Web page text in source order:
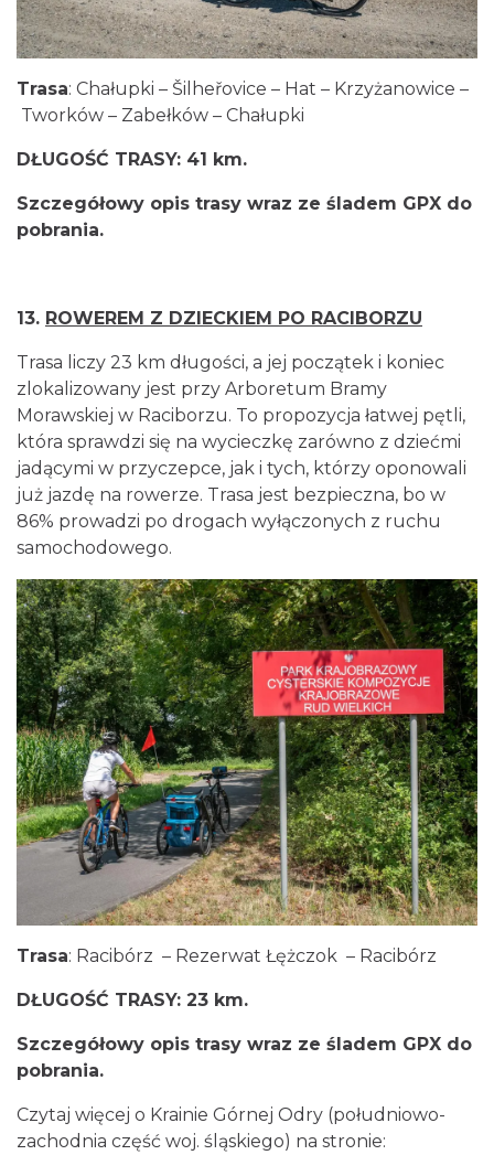
Trasa: Chałupki – Šilheřovice – Hat – Krzyżanowice –
Tworków – Zabełków – Chałupki
DŁUGOŚĆ TRASY: 41 km.
Szczegółowy opis trasy wraz ze śladem GPX do
pobrania.
13. ROWEREM Z DZIECKIEM PO RACIBORZU
Trasa liczy 23 km długości, a jej początek i koniec
zlokalizowany jest przy Arboretum Bramy
Morawskiej w Raciborzu. To propozycja łatwej pętli,
która sprawdzi się na wycieczkę zarówno z dziećmi
jadącymi w przyczepce, jak i tych, którzy oponowali
już jazdę na rowerze. Trasa jest bezpieczna, bo w
86% prowadzi po drogach wyłączonych z ruchu
samochodowego.
Trasa: Racibórz – Rezerwat Łężczok – Racibórz
DŁUGOŚĆ TRASY: 23 km.
Szczegółowy opis trasy wraz ze śladem GPX do
pobrania.
Czytaj więcej o Krainie Górnej Odry (południowo-
zachodnia część woj. śląskiego) na stronie: